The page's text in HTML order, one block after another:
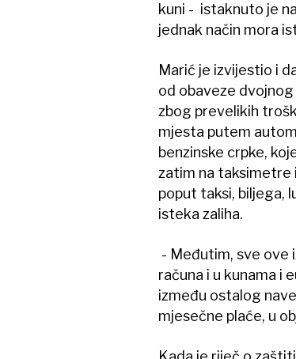
kuni - istaknuto je
jednak način mora
Marić je izvijestio i
od obaveze
zbog prevelikih
mjesta putem
benzinske crpke,
zatim na taksimetre
poput taksi, biljega,
isteka zaliha.
- Međutim, sve ove
računa i u kunama i
između ostalog
mjesečne plaće, u